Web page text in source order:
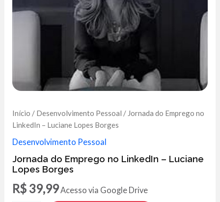
Início / Desenvolvimento Pessoal / Jornada do Emprego no
LinkedIn – Luciane Lopes Borges
Desenvolvimento Pessoal
Jornada do Emprego no LinkedIn – Luciane
Lopes Borges
R$ 39,99Acesso via Google Drive